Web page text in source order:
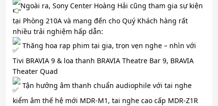
Ngoài ra, Sony Center Hoàng Hải cũng tham gia sự kiện
tại Phòng 210A và mang đến cho Quý Khách hàng rất
nhiều trải nghiệm hấp dẫn:
Thăng hoa rạp phim tại gia, trọn vẹn nghe – nhìn với
Tivi BRAVIA 9 & loa thanh BRAVIA Theatre Bar 9, BRAVIA
Theater Quad
Tận hưởng âm thanh chuẩn audiophile với tai nghe
kiểm âm thế hệ mới MDR-M1, tai nghe cao cấp MDR-Z1R